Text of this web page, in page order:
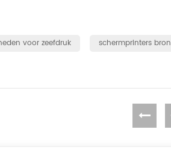
voor zeefdruk
schermprinters bron